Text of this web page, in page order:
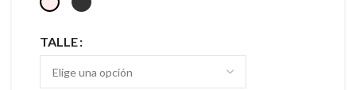
TALLE